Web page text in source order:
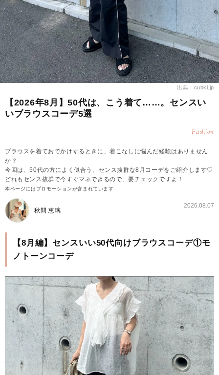
出典：cubki.jp
【2026年8月】50代は、こう着て……。センスい
いブラウスコーデ5選
Fashion
ブラウスを着ておでかけするときに、着こなしに悩んだ経験はありません
か？
今回は、50代の方によく似合う、センス抜群な8月コーデをご紹介します♡
どれもセンス抜群で今すぐマネできるので、要チェックですよ！
本ページにはプロモーションが含まれています
秋間 恵璃
2026.08.07
【8月編】センスいい50代向けブラウスコーデ①モ
ノトーンコーデ